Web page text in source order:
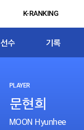
K-RANKING
선수 기록
PLAYER
MOON Hyunhee